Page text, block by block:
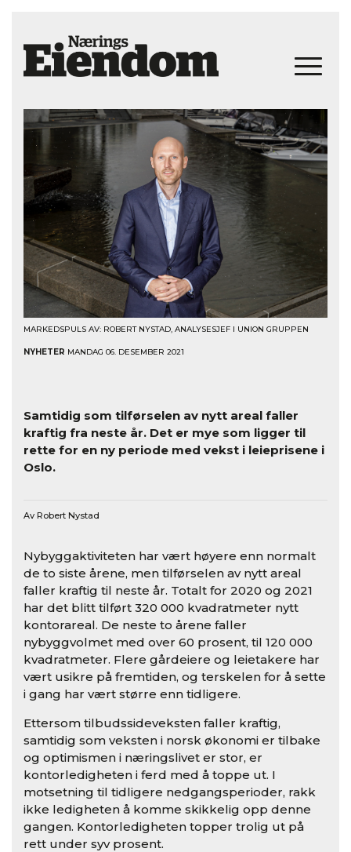
MARKEDSPULS AV: ROBERT NYSTAD, ANALYSESJEF I UNION GRUPPEN
NYHETER MANDAG 06. DESEMBER 2021
Samtidig som tilførselen av nytt areal faller
kraftig fra neste år. Det er mye som ligger til
rette for en ny periode med vekst i leieprisene i
Oslo.
Av Robert Nystad
Nybyggaktiviteten har vært høyere enn normalt
de to siste årene, men tilførselen av nytt areal
faller kraftig til neste år. Totalt for 2020 og 2021
har det blitt tilført 320 000 kvadratmeter nytt
kontorareal. De neste to årene faller
nybyggvolmet med over 60 prosent, til 120 000
kvadratmeter. Flere gårdeiere og leietakere har
vært usikre på fremtiden, og terskelen for å sette
i gang har vært større enn tidligere.
Ettersom tilbudssideveksten faller kraftig,
samtidig som veksten i norsk økonomi er tilbake
og optimismen i næringslivet er stor, er
kontorledigheten i ferd med å toppe ut. I
motsetning til tidligere nedgangsperioder, rakk
ikke ledigheten å komme skikkelig opp denne
gangen. Kontorledigheten topper trolig ut på
rett under syv prosent.